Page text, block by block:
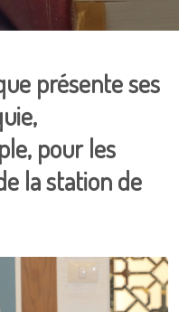
présente ses
pour les
la station de